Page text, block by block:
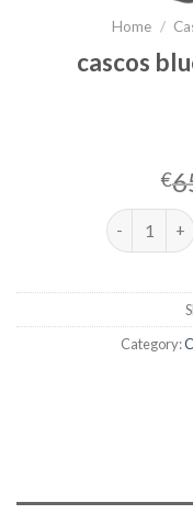
Home /
cascos
€
cascos
Category: